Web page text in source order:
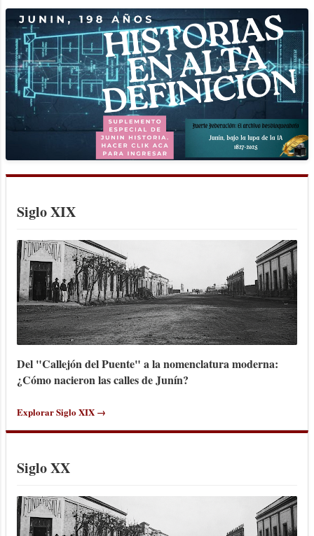
relacionada con la actividad comercial.
Adrián y Guillermo Pérez son
continuadores de una larga historia de
una familia caracterizada por ser
emprendedores comerciales. Enraizados
en los orígenes con una industria local
iniciada en 1917 como “La Astur
Vasconia”, fábrica de alpargatas,
zapatillas de lona y cuero de los señores
García y Alberdi, ubicada inicialmente en
General Paz y Pellegrini y que
“Cortés” y es uno de los pocos inmuebles
c...
Siglo XIX
Del "Callejón del Puente" a la nomenclatura moderna:
¿Cómo nacieron las calles de Junín?
Explorar Siglo XIX →
Siglo XX